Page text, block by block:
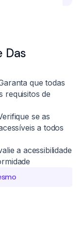
Das
que todas
requisitos de
se as
a todos
a acessibilidade